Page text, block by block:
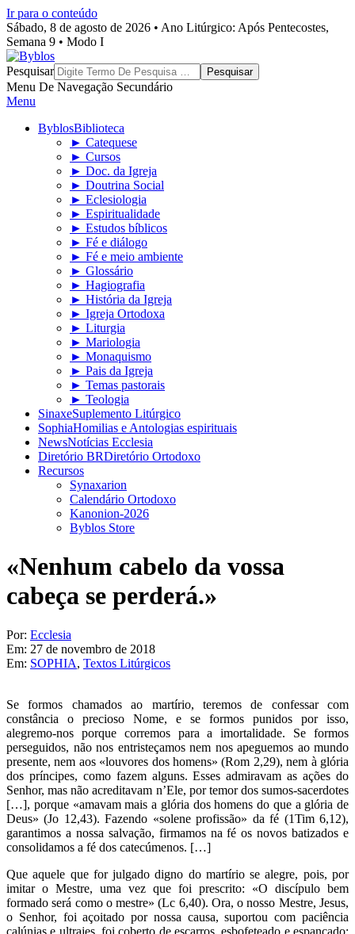
Ir para o conteúdo
Sábado, 8 de agosto de 2026 • Ano Litúrgico: Após Pentecostes,
Semana 9 • Modo I
Byblos
Pesquisar
Menu De Navegação Secundário
Menu
ByblosBiblioteca
► Catequese
► Cursos
► Doc. da Igreja
► Doutrina Social
► Eclesiologia
► Espiritualidade
► Estudos bíblicos
► Fé e diálogo
► Fé e meio ambiente
► Glossário
► Hagiografia
► História da Igreja
► Igreja Ortodoxa
► Liturgia
► Mariologia
► Monaquismo
► Pais da Igreja
► Temas pastorais
► Teologia
SinaxeSuplemento Litúrgico
SophiaHomilias e Antologias espirituais
NewsNotícias Ecclesia
Diretório BRDiretório Ortodoxo
Recursos
Synaxarion
Calendário Ortodoxo
Kanonion-2026
Byblos Store
«Nenhum cabelo da vossa
cabeça se perderá.»
Por: Ecclesia
Em: 27 de novembro de 2018
Em: SOPHIA, Textos Litúrgicos
Se formos chamados ao martírio, teremos de confessar com
constância o precioso Nome, e se formos punidos por isso,
alegremo-nos porque corremos para a imortalidade. Se formos
perseguidos, não nos entristeçamos nem nos apeguemos ao mundo
presente, nem aos «louvores dos homens» (Rom 2,29), nem à glória
dos príncipes, como fazem alguns. Esses admiravam as ações do
Senhor, mas não acreditavam n’Ele, por temor dos sumos-sacerdotes
[…], porque «amavam mais a glória dos homens do que a glória de
Deus» (Jo 12,43). Fazendo «solene profissão» da fé (1Tim 6,12),
garantimos a nossa salvação, firmamos na fé os novos batizados e
consolidamos a fé dos catecúmenos. […]
Que aquele que for julgado digno do martírio se alegre, pois, por
imitar o Mestre, uma vez que foi prescrito: «O discípulo bem
formado será como o mestre» (Lc 6,40). Ora, o nosso Mestre, Jesus,
o Senhor, foi açoitado por nossa causa, suportou com paciência
calúnias e ultrajes, foi coberto de escarros, esbofeteado e espancado;